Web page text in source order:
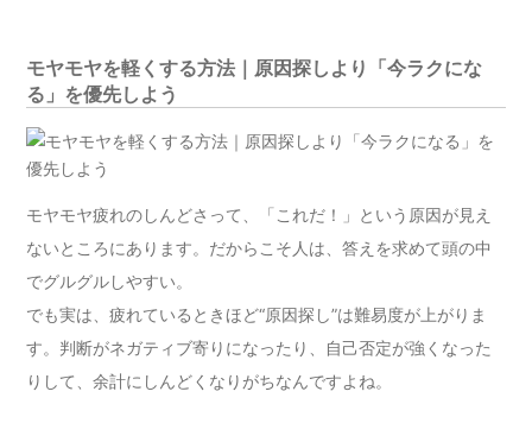
モヤモヤを軽くする方法｜原因探しより「今ラクにな
る」を優先しよう
モヤモヤ疲れのしんどさって、「これだ！」という原因が見え
ないところにあります。だからこそ人は、答えを求めて頭の中
でグルグルしやすい。
でも実は、疲れているときほど“原因探し”は難易度が上がりま
す。判断がネガティブ寄りになったり、自己否定が強くなった
りして、余計にしんどくなりがちなんですよね。